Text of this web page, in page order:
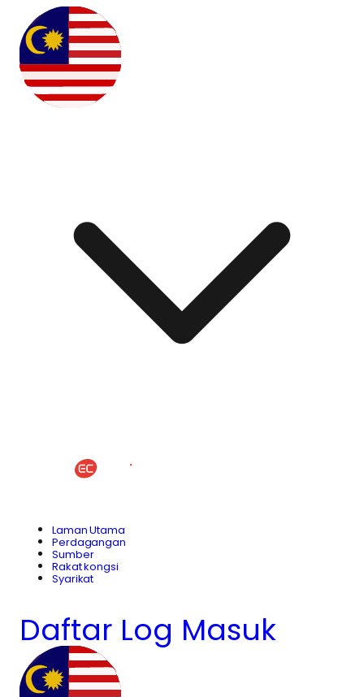
Laman Utama
Perdagangan
Sumber
Rakat kongsi
Syarikat
Daftar Log Masuk